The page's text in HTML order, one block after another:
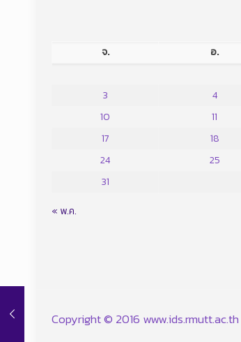
จ.
อ.
3
4
10
11
17
18
24
25
31
« พ.ค.
Copyright © 2016 www.ids.rmutt.ac.th